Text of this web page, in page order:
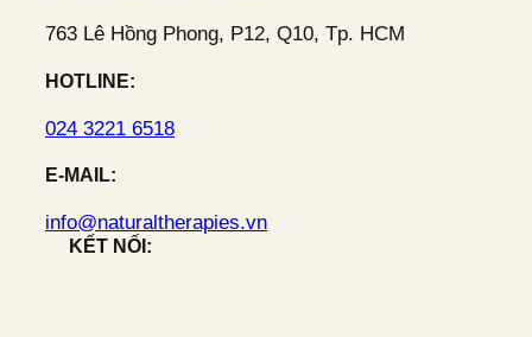
763 Lê Hồng Phong, P12, Q10, Tp. HCM
HOTLINE:
024 3221 6518
E-MAIL:
info@naturaltherapies.vn
KẾT NỐI: